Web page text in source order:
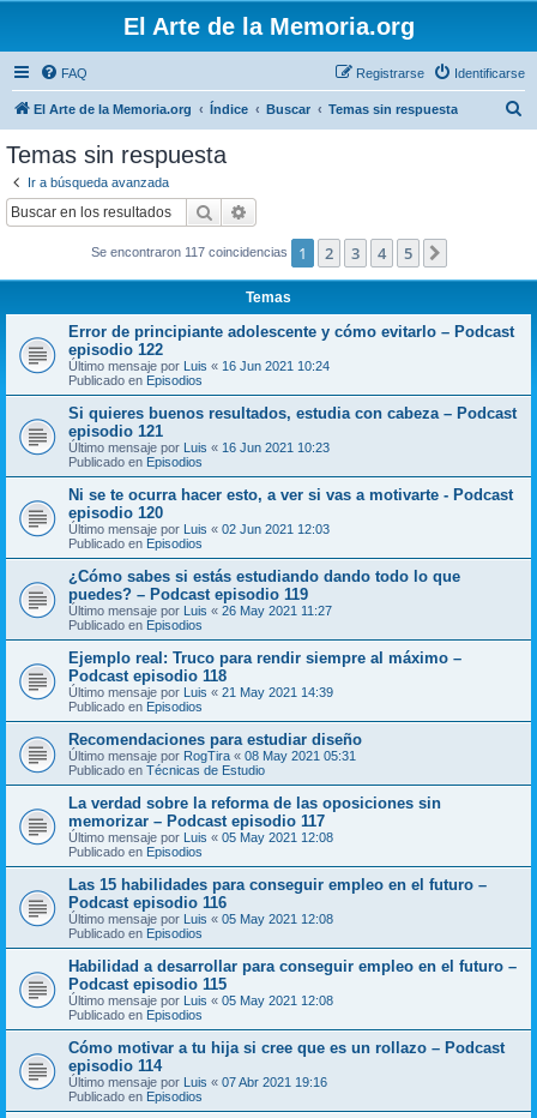
El Arte de la Memoria.org
FAQ Identificarse
Registrarse
El Arte de la Memoria.org Índice Buscar Temas sin respuesta
Temas sin respuesta
Ir a búsqueda avanzada
Buscar
Se encontraron 117 coincidencias 1 2 3 4 5
Temas
Error de principiante adolescente y cómo evitarlo – Podcast
episodio 122
Último mensaje por Luis « 16 Jun 2021 10:24
Publicado en Episodios
Si quieres buenos resultados, estudia con cabeza – Podcast
episodio 121
Último mensaje por Luis « 16 Jun 2021 10:23
Publicado en Episodios
Ni se te ocurra hacer esto, a ver si vas a motivarte - Podcast
episodio 120
Último mensaje por Luis « 02 Jun 2021 12:03
Publicado en Episodios
¿Cómo sabes si estás estudiando dando todo lo que
puedes? – Podcast episodio 119
Último mensaje por Luis « 26 May 2021 11:27
Publicado en Episodios
Ejemplo real: Truco para rendir siempre al máximo –
Podcast episodio 118
Último mensaje por Luis « 21 May 2021 14:39
Publicado en Episodios
Recomendaciones para estudiar diseño
Último mensaje por RogTira « 08 May 2021 05:31
Publicado en Técnicas de Estudio
La verdad sobre la reforma de las oposiciones sin
memorizar – Podcast episodio 117
Último mensaje por Luis « 05 May 2021 12:08
Publicado en Episodios
Las 15 habilidades para conseguir empleo en el futuro –
Podcast episodio 116
Último mensaje por Luis « 05 May 2021 12:08
Publicado en Episodios
Habilidad a desarrollar para conseguir empleo en el futuro –
Podcast episodio 115
Último mensaje por Luis « 05 May 2021 12:08
Publicado en Episodios
Cómo motivar a tu hija si cree que es un rollazo – Podcast
episodio 114
Último mensaje por Luis « 07 Abr 2021 19:16
Publicado en Episodios